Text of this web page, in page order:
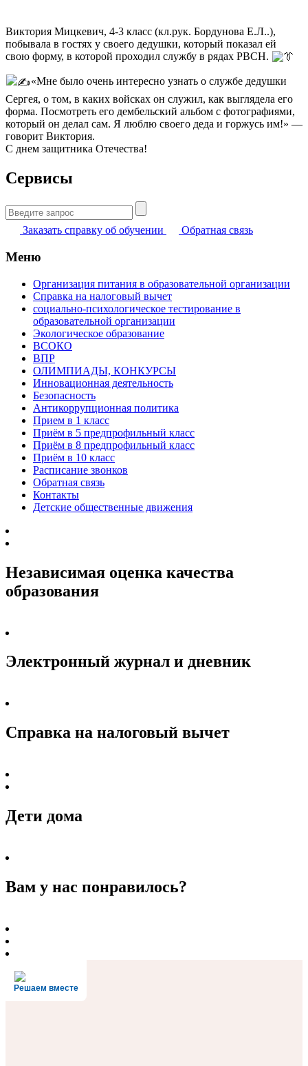
Виктория Мицкевич, 4-3 класс (кл.рук. Бордунова Е.Л..),
побывала в гостях у своего дедушки, который показал ей
свою форму, в которой проходил службу в рядах РВСН.
«Мне было очень интересно узнать о службе дедушки
Сергея, о том, в каких войсках он служил, как выглядела его
форма. Посмотреть его дембельский альбом с фотографиями,
который он делал сам. Я люблю своего деда и горжусь им!» —
говорит Виктория.
С днем защитника Отечества!
Сервисы
Найти:
Заказать справку об обучении
Обратная связь
Меню
Организация питания в образовательной организации
Справка на налоговый вычет
социально-психологическое тестирование в
образовательной организации
Экологическое образование
ВСОКО
ВПР
ОЛИМПИАДЫ, КОНКУРСЫ
Инновационная деятельность
Безопасность
Антикоррупционная политика
Прием в 1 класс
Приём в 5 предпрофильный класс
Приём в 8 предпрофильный класс
Приём в 10 класс
Расписание звонков
Обратная связь
Контакты
Детские общественные движения
Независимая оценка качества
образования
Электронный журнал и дневник
Справка на налоговый вычет
Дети дома
Вам у нас понравилось?
Решаем вместе